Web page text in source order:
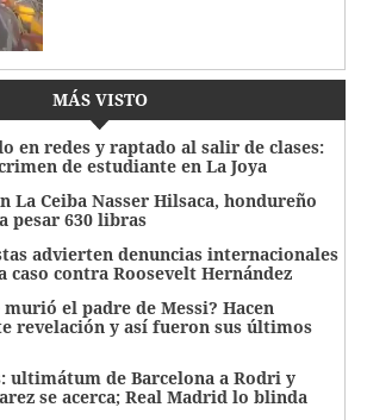
MÁS VISTO
en redes y raptado al salir de clases:
de estudiante en La Joya
La Ceiba Nasser Hilsaca, hondureño
pesar 630 libras
advierten denuncias internacionales
caso contra Roosevelt Hernández
murió el padre de Messi? Hacen
revelación y así fueron sus últimos
ultimátum de Barcelona a Rodri y
se acerca; Real Madrid lo blinda